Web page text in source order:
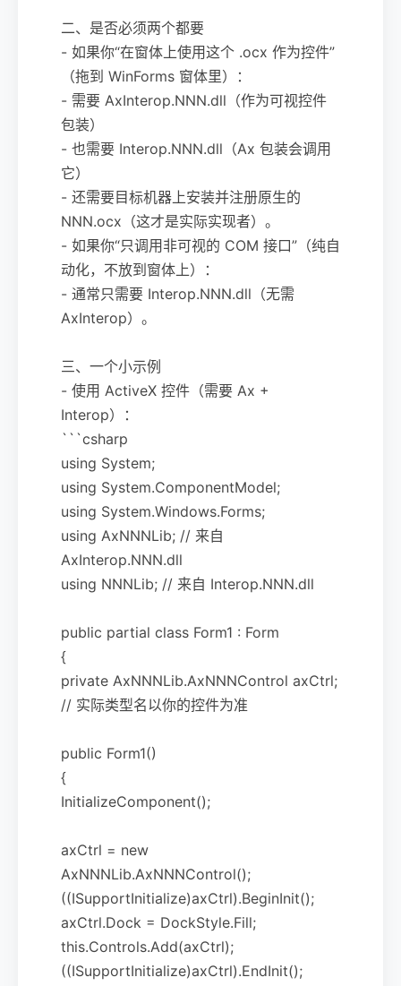
二、是否必须两个都要
- 如果你“在窗体上使用这个 .ocx 作为控件”
（拖到 WinForms 窗体里）：
- 需要 AxInterop.NNN.dll（作为可视控件
包装）
- 也需要 Interop.NNN.dll（Ax 包装会调用
它）
- 还需要目标机器上安装并注册原生的
NNN.ocx（这才是实际实现者）。
- 如果你“只调用非可视的 COM 接口”（纯自
动化，不放到窗体上）：
- 通常只需要 Interop.NNN.dll（无需
AxInterop）。
三、一个小示例
- 使用 ActiveX 控件（需要 Ax +
Interop）：
```csharp
using System;
using System.ComponentModel;
using System.Windows.Forms;
using AxNNNLib; // 来自
AxInterop.NNN.dll
using NNNLib; // 来自 Interop.NNN.dll
public partial class Form1 : Form
{
private AxNNNLib.AxNNNControl axCtrl;
// 实际类型名以你的控件为准
public Form1()
{
InitializeComponent();
axCtrl = new
AxNNNLib.AxNNNControl();
((ISupportInitialize)axCtrl).BeginInit();
axCtrl.Dock = DockStyle.Fill;
this.Controls.Add(axCtrl);
((ISupportInitialize)axCtrl).EndInit();